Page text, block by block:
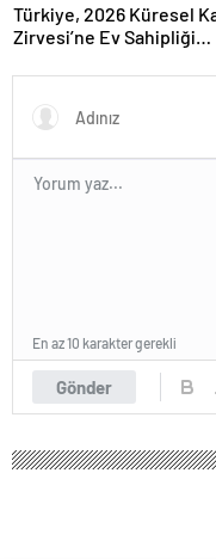
Türkiye, 2026 Küresel
Zirvesi’ne Ev Sahipliği
Gönder
En az 10 karakter gerekli